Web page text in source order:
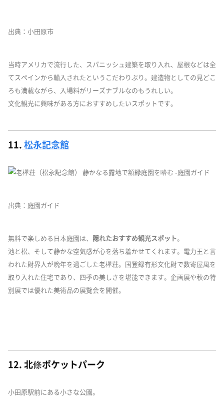
出典：小田原市
当時アメリカで流行した、スパニッシュ建築を取り入れ、屋根などは全
てスペインから輸入されたというこだわりぶり。建造物としての見どこ
ろも満載ながら、入場料がリーズナブルなのもうれしい。
文化観光に興味がある方におすすめしたいスポットです。
11. 松永記念館
出典：庭園ガイド
無料で楽しめる日本庭園は、 隠れたおすすめ観光スポット。
池と松、そして静かな空気感が心を落ち着かせてくれます。電力王と言
われた財界人が晩年を過ごした老欅荘。国登録有形文化財で数寄屋風を
取り入れた住宅であり、四季の美しさを堪能できます。企画展や秋の特
別展では優れた美術品の展覧会を開催。
12. 北條ポケットパーク
小田原駅前にある小さな公園。